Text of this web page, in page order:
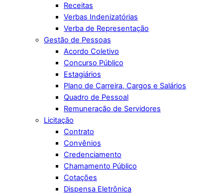
Receitas
Verbas Indenizatórias
Verba de Representação
Gestão de Pessoas
Acordo Coletivo
Concurso Público
Estagiários
Plano de Carreira, Cargos e Salários
Quadro de Pessoal
Remuneração de Servidores
Licitação
Contrato
Convênios
Credenciamento
Chamamento Público
Cotações
Dispensa Eletrônica